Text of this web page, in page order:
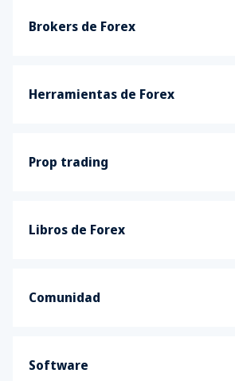
Brokers de Forex
Herramientas de Forex
Prop trading
Libros de Forex
Comunidad
Software